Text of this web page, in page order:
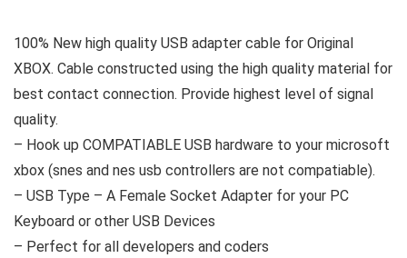
100% New high quality USB adapter cable for Original
XBOX. Cable constructed using the high quality material for
best contact connection. Provide highest level of signal
quality.
– Hook up COMPATIABLE USB hardware to your microsoft
xbox (snes and nes usb controllers are not compatiable).
– USB Type – A Female Socket Adapter for your PC
Keyboard or other USB Devices
– Perfect for all developers and coders